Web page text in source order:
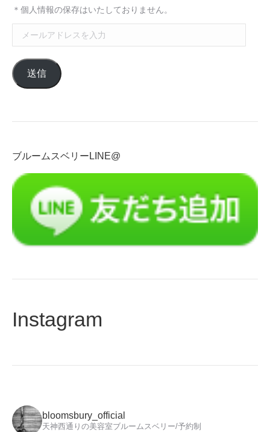
＊個人情報の保存はいたしておりません。
ー
ル
ア
ス
入
送信
ブルームスベリーLINE@
Instagram
bloomsbury_official
天神西通りの美容室ブルームスベリー/予約制